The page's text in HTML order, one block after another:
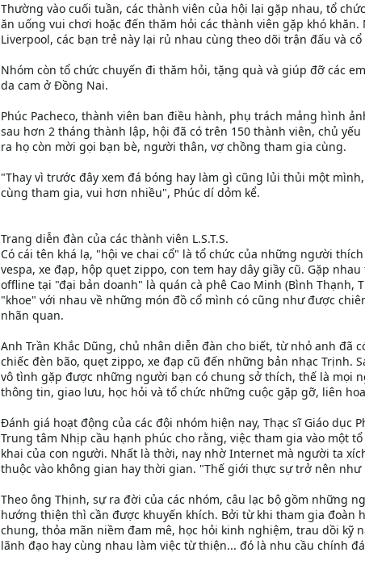
Thường vào cuối tuần, các thành viên của hội lại gặp nhau, tổ
ăn uống vui chơi hoặc đến thăm hỏi các thành viên gặp khó
Liverpool, các bạn trẻ này lại rủ nhau cùng theo dõi trận đấu và
Nhóm còn tổ chức chuyến đi thăm hỏi, tặng quà và giúp đỡ các
da cam ở Đồng Nai.
Phúc Pacheco, thành viên ban điều hành, phụ trách mảng hình
sau hơn 2 tháng thành lập, hội đã có trên 150 thành viên, chủ
ra họ còn mời gọi bạn bè, người thân, vợ chồng tham gia cùng.
"Thay vì trước đây xem đá bóng hay làm gì cũng lủi thủi một
cùng tham gia, vui hơn nhiều", Phúc dí dỏm kể.
Trang diễn đàn của các thành viên L.S.T.S.
Có cái tên khá lạ, "hội ve chai cổ" là tổ chức của những người
vespa, xe đạp, hộp quẹt zippo, con tem hay dây giầy cũ. Gặp
offline tại "đại bản doanh" là quán cà phê Cao Minh (Bình Thạnh,
"khoe" với nhau về những món đồ cổ mình có cũng như được
nhãn quan.
Anh Trần Khắc Dũng, chủ nhân diễn đàn cho biết, từ nhỏ anh đã
chiếc đèn bão, quẹt zippo, xe đạp cũ đến những bản nhạc Trịnh.
vô tình gặp được những người bạn có chung sở thích, thế là mọi
thông tin, giao lưu, học hỏi và tổ chức những cuộc gặp gỡ, liên
Đánh giá hoạt động của các đội nhóm hiện nay, Thạc sĩ Giáo dục
Trung tâm Nhịp cầu hạnh phúc cho rằng, việc tham gia vào một
khai của con người. Nhất là thời, nay nhờ Internet mà người ta
thuộc vào không gian hay thời gian. "Thế giới thực sự trở nên
Theo ông Thịnh, sự ra đời của các nhóm, câu lạc bộ gồm những
hướng thiện thì cần được khuyến khích. Bởi từ khi tham gia đoàn
chung, thỏa mãn niềm đam mê, học hỏi kinh nghiệm, trau dồi kỹ
lãnh đạo hay cùng nhau làm việc từ thiện... đó là nhu cầu chính